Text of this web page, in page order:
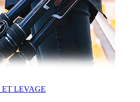
ET LEVAGE